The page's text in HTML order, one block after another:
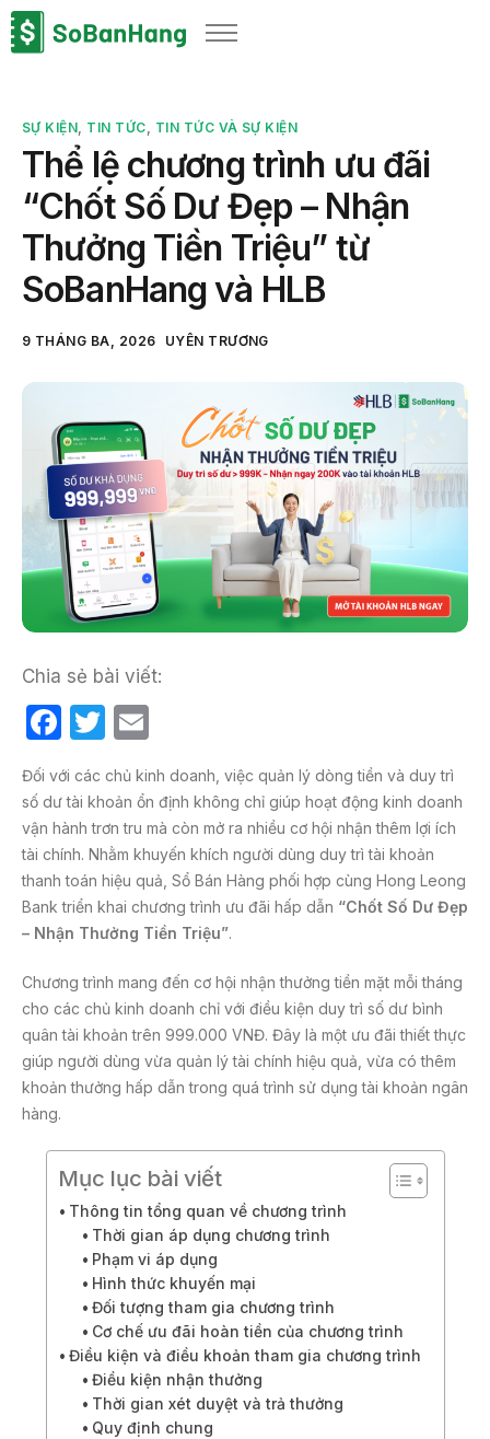
Sản phẩm
Bảng giá
Blog
Thông tin thuế
Về chúng tôi
SỰ KIỆN, TIN TỨC, TIN TỨC VÀ SỰ KIỆN
Thể lệ chương trình ưu đãi
“Chốt Số Dư Đẹp – Nhận
Thưởng Tiền Triệu” từ
SoBanHang và HLB
9 THÁNG BA, 2026 UYÊN TRƯƠNG
Chia sẻ bài viết:
F
c
e
b
o
o
T
itt
er
ail
Đối với các chủ kinh doanh, việc quản lý dòng tiền và duy trì
số dư tài khoản ổn định không chỉ giúp hoạt động kinh doanh
vận hành trơn tru mà còn mở ra nhiều cơ hội nhận thêm lợi ích
tài chính. Nhằm khuyến khích người dùng duy trì tài khoản
thanh toán hiệu quả, Sổ Bán Hàng phối hợp cùng Hong Leong
Bank triển khai chương trình ưu đãi hấp dẫn “Chốt Số Dư Đẹp
– Nhận Thưởng Tiền Triệu”.
Chương trình mang đến cơ hội nhận thưởng tiền mặt mỗi tháng
cho các chủ kinh doanh chỉ với điều kiện duy trì số dư bình
quân tài khoản trên 999.000 VNĐ. Đây là một ưu đãi thiết thực
giúp người dùng vừa quản lý tài chính hiệu quả, vừa có thêm
khoản thưởng hấp dẫn trong quá trình sử dụng tài khoản ngân
hàng.
Mục lục bài viết
Thông tin tổng quan về chương trình
Thời gian áp dụng chương trình
Phạm vi áp dụng
Hình thức khuyến mại
Đối tượng tham gia chương trình
Cơ chế ưu đãi hoàn tiền của chương trình
Điều kiện và điều khoản tham gia chương trình
Điều kiện nhận thưởng
Thời gian xét duyệt và trả thưởng
Quy định chung